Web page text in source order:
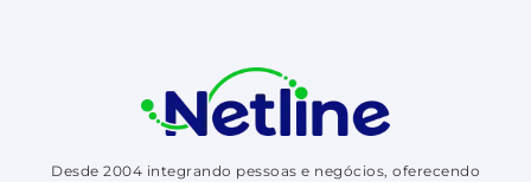
Desde 2004 integrando pessoas e negócios, oferecendo